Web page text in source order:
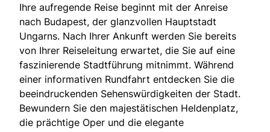
Ihre aufregende Reise beginnt mit der Anreise
nach Budapest, der glanzvollen Hauptstadt
Ungarns. Nach Ihrer Ankunft werden Sie bereits
von Ihrer Reiseleitung erwartet, die Sie auf eine
faszinierende Stadtführung mitnimmt. Während
einer informativen Rundfahrt entdecken Sie die
beeindruckenden Sehenswürdigkeiten der Stadt.
Bewundern Sie den majestätischen Heldenplatz,
die prächtige Oper und die elegante